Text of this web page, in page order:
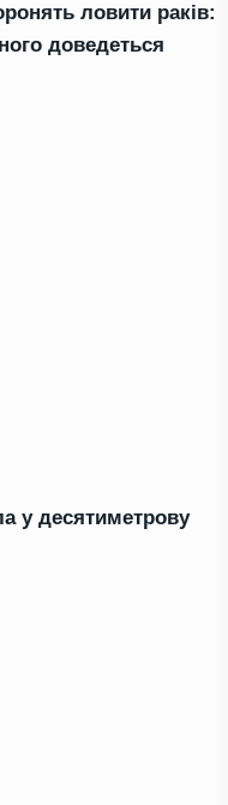
ловити раків:
доведеться
у десятиметрову